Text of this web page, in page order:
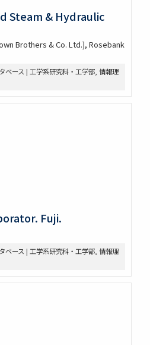
Steam & Hydraulic
Brothers & Co. Ltd.], Rosebank
ベース | 工学系研究科・工学部, 情報理
Fuji.
ベース | 工学系研究科・工学部, 情報理